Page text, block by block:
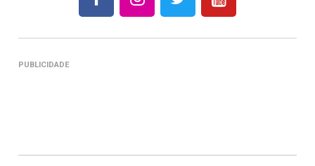
PUBLICIDADE